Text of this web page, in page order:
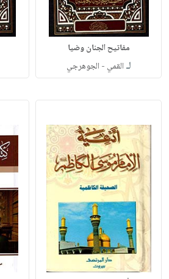
مفاتيح الجنان وضيا
لـ القمي - الجوهرجي